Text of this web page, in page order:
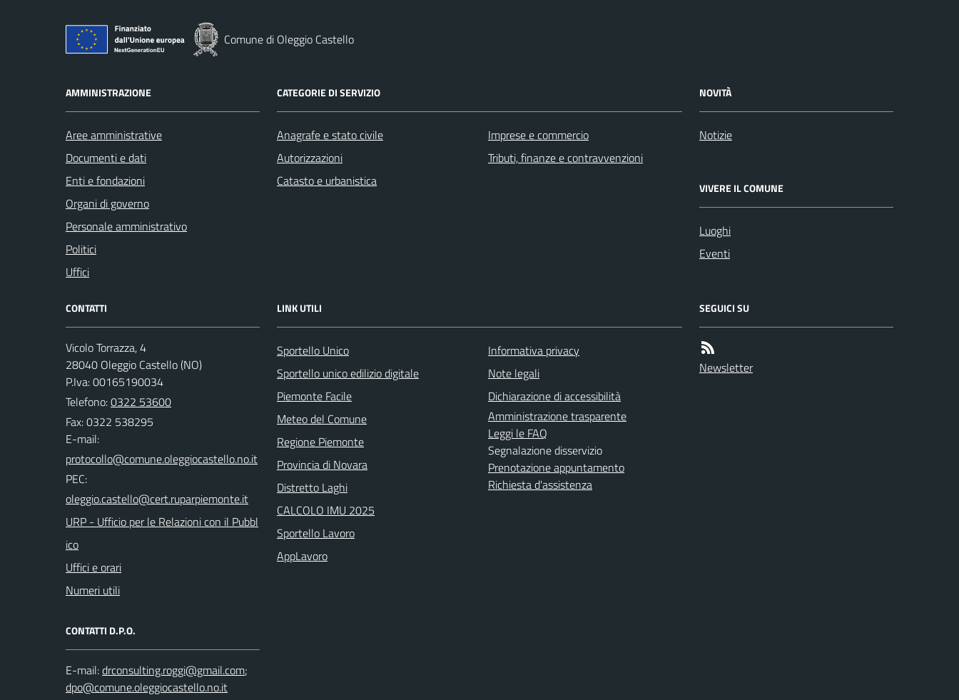
Comune di Oleggio Castello
AMMINISTRAZIONE
Aree amministrative
Documenti e dati
Enti e fondazioni
Organi di governo
Personale amministrativo
Politici
Uffici
CATEGORIE DI SERVIZIO
Anagrafe e stato civile
Autorizzazioni
Catasto e urbanistica
Imprese e commercio
Tributi, finanze e contravvenzioni
NOVITÀ
Notizie
VIVERE IL COMUNE
Luoghi
Eventi
CONTATTI
Vicolo Torrazza, 4
28040 Oleggio Castello (NO)
P.Iva: 00165190034
Telefono:0322 53600
Fax: 0322 538295
E-mail:
PEC:
URP - Ufficio per le Relazioni con il Pubbl
ico
Uffici e orari
Numeri utili
CONTATTI D.P.O.
E-mail:
;
LINK UTILI
Sportello Unico
Sportello unico edilizio digitale
Piemonte Facile
Meteo del Comune
Regione Piemonte
Provincia di Novara
Distretto Laghi
CALCOLO IMU 2025
Sportello Lavoro
AppLavoro
Informativa privacy
Note legali
Dichiarazione di accessibilità
Amministrazione trasparente
Leggi le FAQ
Segnalazione disservizio
Prenotazione appuntamento
Richiesta d'assistenza
SEGUICI SU
Newsletter